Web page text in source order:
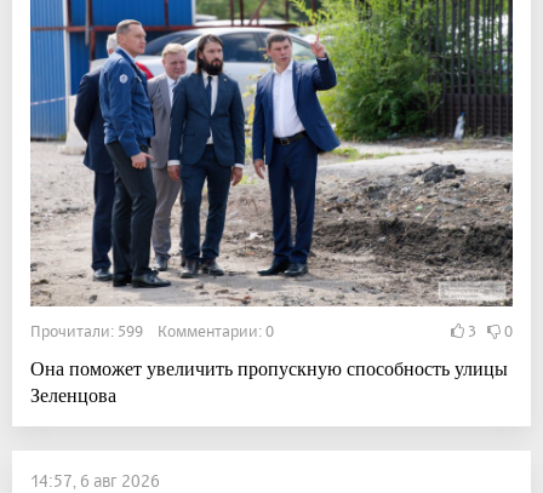
Прочитали: 599 Комментарии: 0 3 0
Она поможет увеличить пропускную способность улицы
Зеленцова
14:57, 6 авг 2026